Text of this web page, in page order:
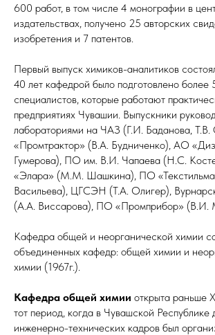
600 работ, в том числе 4 монографии в
издательствах, получено 25 авторских
изобретения и 7 патентов.
Первый выпуск химиков-аналитиков
40 лет кафедрой было подготовлено более
специалистов, которые работают
предприятиях Чувашии. Выпускники
лабораториями на ЧАЗ (Г.И. Баданова,
«Промтрактор» (В.А. Будниченко), АО
Гумерова), ПО им. В.И. Чапаева (Н.С.
«Элара» (М.М. Шашкина), ПО
Васильева), ЦГСЭН (Т.А. Олигер),
(А.А. Виссарова), ПО «Промприбор» (В.И.
Кафедра общей и неорганической химии
объединенных кафедр: общей химии и
химии (1967г.).
Кафедра общей химии открыта раньше
тот период, когда в Чувашской Республике
инженерно-технических кадров был